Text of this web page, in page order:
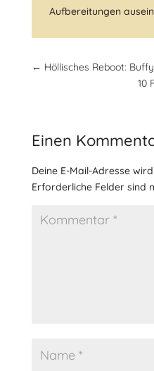
Aufbereitungen
← Höllisches Reboot:
10
Einen
Deine E-Mail-Adresse
Erforderliche Felder sind